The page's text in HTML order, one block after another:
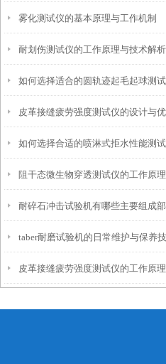
应用指南
雾化测试仪的基本原理与工作机制
耐划伤测试仪的工作原理与技术解析
如何选择适合的圆轨迹起毛起球测试
仪？
皮革接缝疲劳强度测试仪的设计与优
化
如何选择合适的喷淋式拒水性能测试
仪
阻干态微生物穿透测试仪的工作原理
解析
耐碎石冲击试验机有哪些主要组成部
分？
taber耐磨试验机的日常维护与保养技
巧
皮革接缝疲劳强度测试仪的工作原理